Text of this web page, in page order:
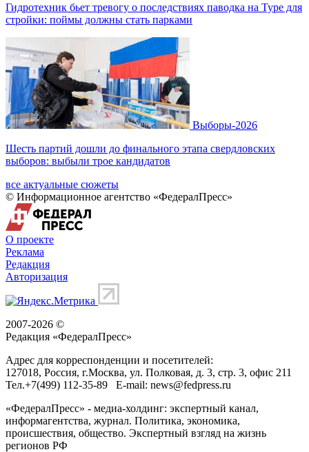
Гидротехник бьет тревогу о последствиях паводка на Туре для
стройки: поймы должны стать парками
Выборы-2026
Шесть партий дошли до финального этапа свердловских
выборов: выбыли трое кандидатов
все актуальные сюжеты
© Информационное агентство «ФедералПресс»
О проекте
Реклама
Редакция
Авторизация
2007-2026 ©
Редакция «ФедералПресс»
Адрес для корреспонденции и посетителей:
127018, Россия, г.Москва, ул. Полковая, д. 3, стр. 3, офис 211
Тел.+7(499) 112-35-89 E-mail: news@fedpress.ru
«ФедералПресс» - медиа-холдинг: экспертный канал,
информагентства, журнал. Политика, экономика,
происшествия, общество. Экспертный взгляд на жизнь
регионов РФ